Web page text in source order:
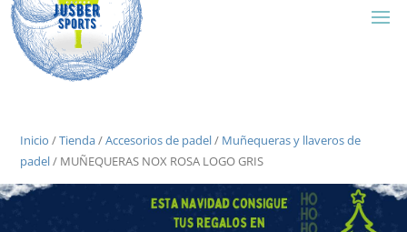
Inicio /Tienda/Accesorios de padel/ Muñequeras y llaveros de
padel/ MUÑEQUERAS NOX ROSA LOGO GRIS